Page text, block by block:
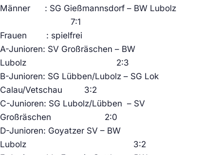
Männer : SG Gießmannsdorf – BW Lubolz
7:1
Frauen : spielfrei
A-Junioren: SV Großräschen – BW
Lubolz 2:3
B-Junioren: SG Lübben/Lubolz – SG Lok
Calau/Vetschau 3:2
C-Junioren: SG Lubolz/Lübben – SV
Großräschen 2:0
D-Junioren: Goyatzer SV – BW
Lubolz 3:2